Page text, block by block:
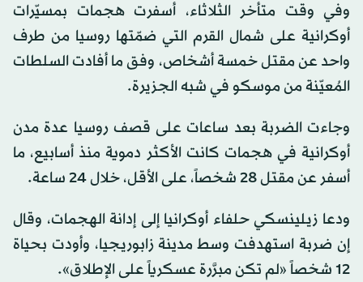
وفي وقت متأخر الثلاثاء، أسفرت هجمات بمسيّرات
أوكرانية على شمال القرم التي ضمّتها روسيا من طرف
واحد عن مقتل خمسة أشخاص، وفق ما أفادت السلطات
المُعيّنة من موسكو في شبه الجزيرة.
وجاءت الضربة بعد ساعات على قصف روسيا عدة مدن
أوكرانية في هجمات كانت الأكثر دموية منذ أسابيع، ما
أسفر عن مقتل 28 شخصاً، على الأقل، خلال 24 ساعة.
ودعا زيلينسكي حلفاء أوكرانيا إلى إدانة الهجمات، وقال
إن ضربة استهدفت وسط مدينة زابوريجيا، وأودت بحياة
12 شخصاً «لم تكن مبرَّرة عسكرياً على الإطلاق».